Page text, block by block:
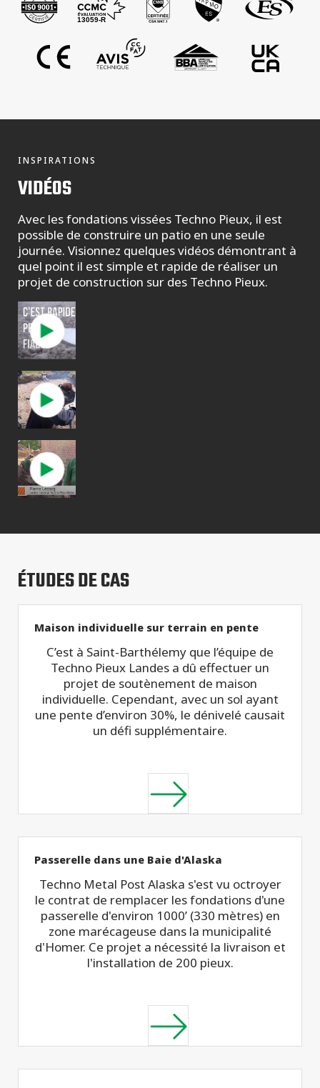
INSPIRATIONS
VIDÉOS
Avec les fondations vissées Techno Pieux, il est
possible de construire un patio en une seule
journée. Visionnez quelques vidéos démontrant à
quel point il est simple et rapide de réaliser un
projet de construction sur des Techno Pieux.
ÉTUDES DE CAS
Maison individuelle sur terrain en pente
C’est à Saint-Barthélemy que l’équipe de
Techno Pieux Landes a dû effectuer un
projet de soutènement de maison
individuelle. Cependant, avec un sol ayant
une pente d’environ 30%, le dénivelé causait
un défi supplémentaire.
Passerelle dans une Baie d'Alaska
Techno Metal Post Alaska s'est vu octroyer
le contrat de remplacer les fondations d'une
passerelle d'environ 1000’ (330 mètres) en
zone marécageuse dans la municipalité
d'Homer. Ce projet a nécessité la livraison et
l'installation de 200 pieux.